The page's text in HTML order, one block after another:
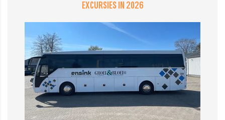
EXCURSIES IN 2026